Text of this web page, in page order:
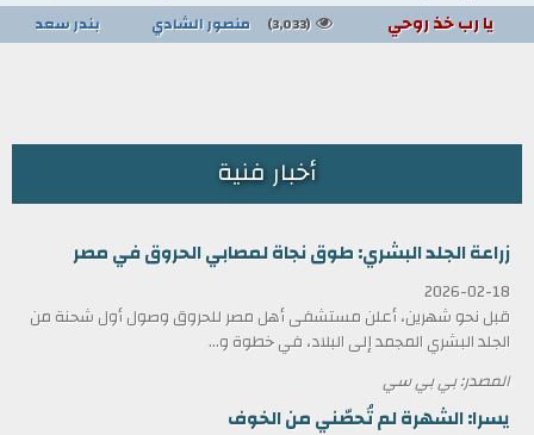
يا رب خذ روحي (3,033) منصور الشادي بندر سعد
أخبار فنية
زراعة الجلد البشري: طوق نجاة لمصابي الحروق في مصر
2026-02-18
قبل نحو شهرين، أعلن مستشفى أهل مصر للحروق وصول أول شحنة من
الجلد البشري المجمد إلى البلاد، في خطوة و...
المصدر: بي بي سي
يسرا: الشهرة لم تُحصّني من الخوف